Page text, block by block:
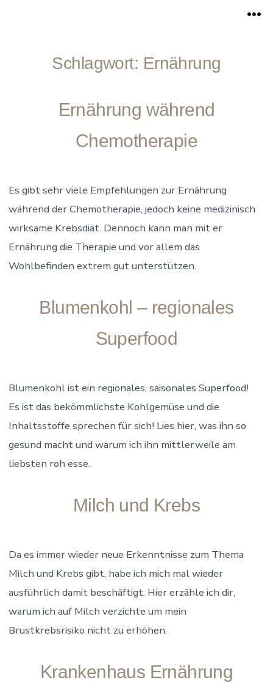
Schlagwort: Ernährung
Ernährung während
Chemotherapie
Es gibt sehr viele Empfehlungen zur Ernährung
während der Chemotherapie, jedoch keine medizinisch
wirksame Krebsdiät. Dennoch kann man mit er
Ernährung die Therapie und vor allem das
Wohlbefinden extrem gut unterstützen.
Blumenkohl – regionales
Superfood
Blumenkohl ist ein regionales, saisonales Superfood!
Es ist das bekömmlichste Kohlgemüse und die
Inhaltsstoffe sprechen für sich! Lies hier, was ihn so
gesund macht und warum ich ihn mittlerweile am
liebsten roh esse.
Milch und Krebs
Da es immer wieder neue Erkenntnisse zum Thema
Milch und Krebs gibt, habe ich mich mal wieder
ausführlich damit beschäftigt. Hier erzähle ich dir,
warum ich auf Milch verzichte um mein
Brustkrebsrisiko nicht zu erhöhen.
Krankenhaus Ernährung